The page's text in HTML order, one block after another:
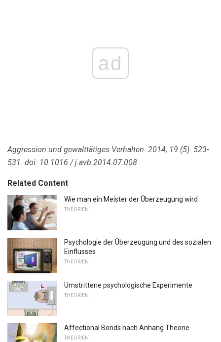
ad
Aggression und gewalttätiges Verhalten. 2014; 19 (5): 523-
531. doi: 10.1016 / j.avb.2014.07.008
Related Content
Wie man ein Meister der Überzeugung wird
THEORIEN
Psychologie der Überzeugung und des sozialen
Einflusses
THEORIEN
Umstrittene psychologische Experimente
THEORIEN
Affectional Bonds nach Anhang Theorie
THEORIEN